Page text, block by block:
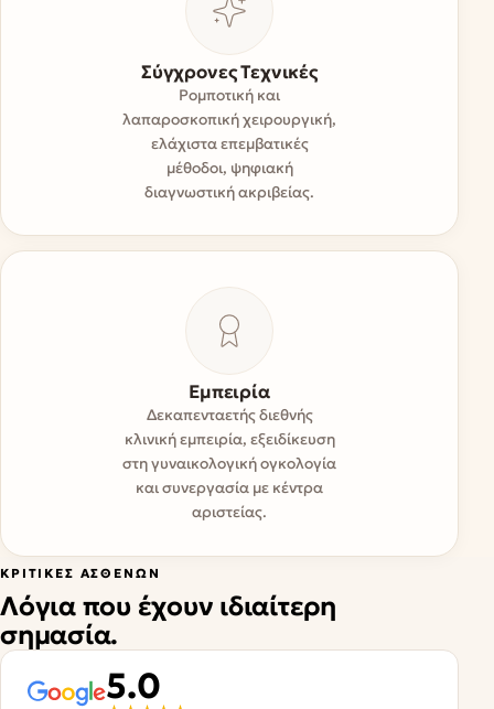
Σύγχρονες Τεχνικές
Ρομποτική και
λαπαροσκοπική χειρουργική,
ελάχιστα επεμβατικές
μέθοδοι, ψηφιακή
διαγνωστική ακριβείας.
Εμπειρία
Δεκαπενταετής διεθνής
κλινική εμπειρία, εξειδίκευση
στη γυναικολογική ογκολογία
και συνεργασία με κέντρα
αριστείας.
ΚΡΙΤΙΚΈΣ ΑΣΘΕΝΏΝ
Λόγια που έχουν ιδιαίτερη
σημασία.
5.0